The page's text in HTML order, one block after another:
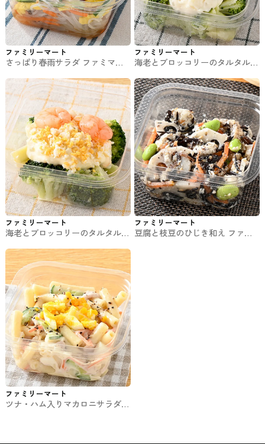
ファミリーマート
さっぱり春雨サラダ ファミマの
ファミリーマート
海老とブロッコリーのタルタルサ
ルド惣菜
ファミリーマート
海老とブロッコリーのタルタルサ
ファミリーマート
豆腐と枝豆のひじき和え ファミ
ファミリーマート
ツナ・ハム入りマカロニサラダ